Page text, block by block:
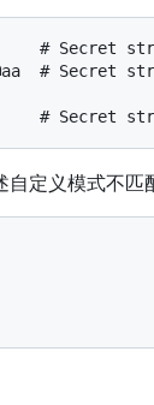
# Secret
# Secret
定义模式不匹